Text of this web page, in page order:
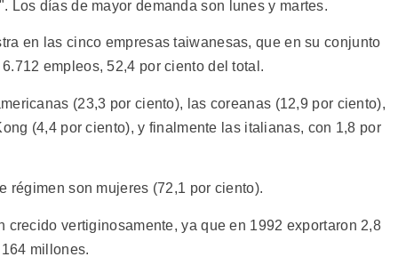
Los días de mayor demanda son lunes y martes.
en las cinco empresas taiwanesas, que en su conjunto
empleos, 52,4 por ciento del total.
(23,3 por ciento), las coreanas (12,9 por ciento),
(4,4 por ciento), y finalmente las italianas, con 1,8 por
régimen son mujeres (72,1 por ciento).
vertiginosamente, ya que en 1992 exportaron 2,8
millones.